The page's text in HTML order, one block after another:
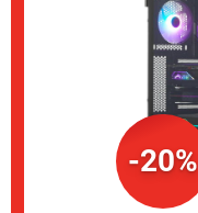
-20%